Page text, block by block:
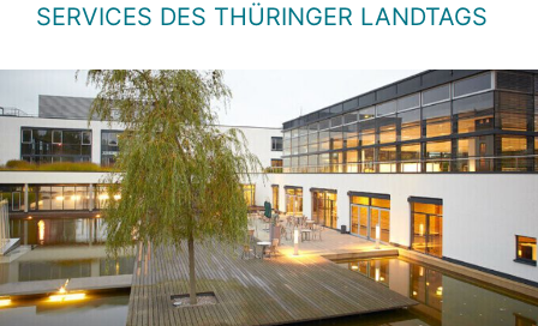
SERVICES DES THÜRINGER LANDTAGS